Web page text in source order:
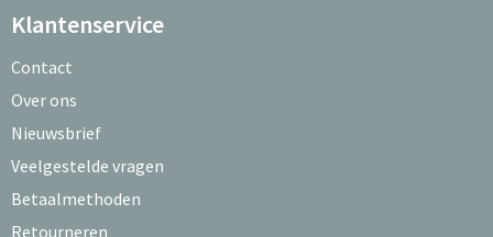
Klantenservice
Contact
Over ons
Nieuwsbrief
Veelgestelde vragen
Betaalmethoden
Retourneren